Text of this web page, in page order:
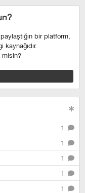
bir platform,
misin?
1
1
1
1
1